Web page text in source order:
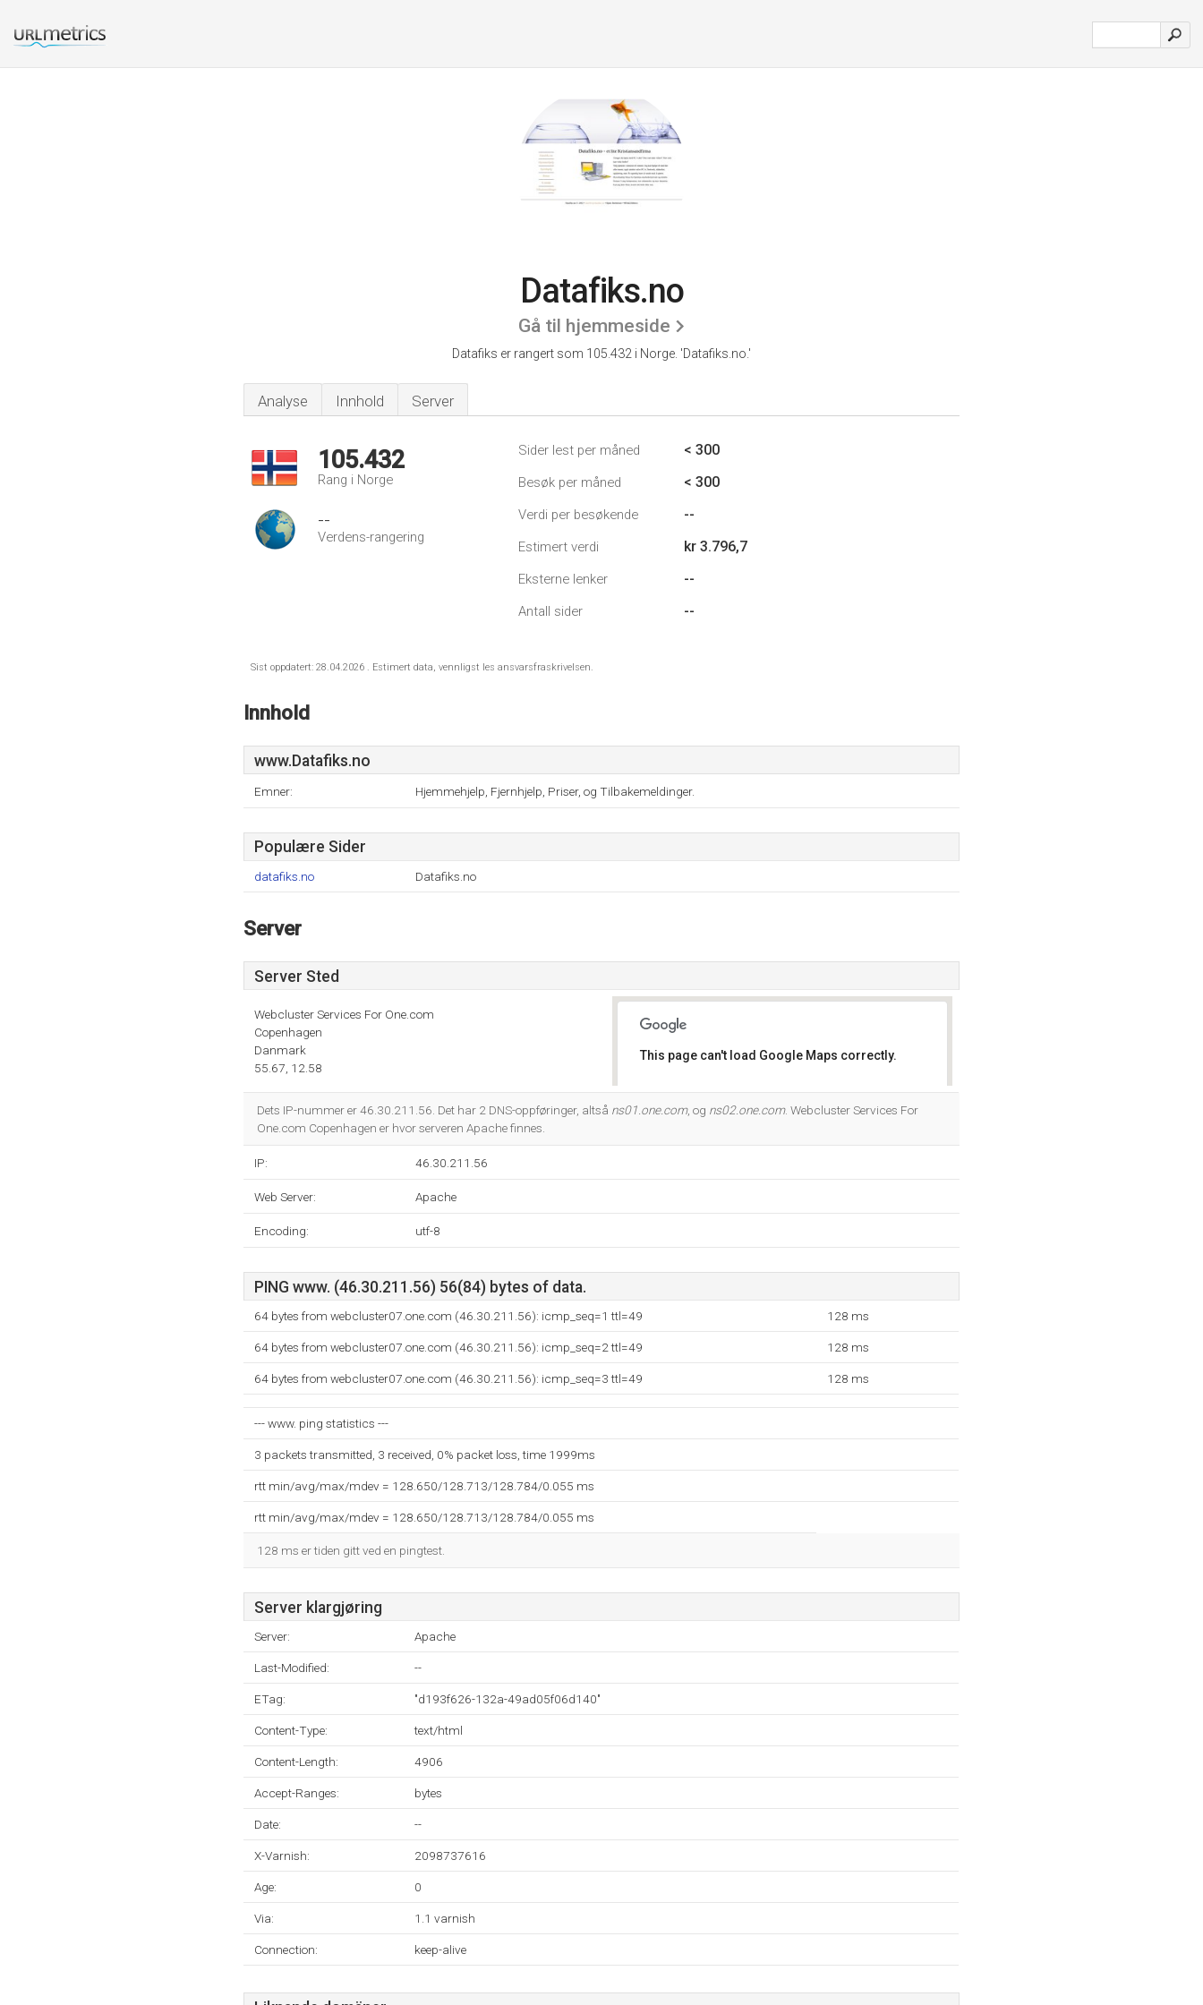
Datafiks.no
Gå til hjemmeside
Datafiks er rangert som 105.432 i Norge. 'Datafiks.no.'
Analyse Innhold Server
105.432
Rang i Norge
--
Verdens-rangering
Sider lest per måned < 300
Besøk per måned < 300
Verdi per besøkende --
Estimert verdi kr 3.796,7
Eksterne lenker --
Antall sider --
Sist oppdatert: 28.04.2026 . Estimert data, vennligst les ansvarsfraskrivelsen.
Innhold
www.Datafiks.no
Emner: Hjemmehjelp, Fjernhjelp, Priser, og Tilbakemeldinger.
Populære Sider
datafiks.no Datafiks.no
Server
Server Sted
Webcluster Services For One.com
Copenhagen
Danmark
55.67, 12.58
This page can't load Google Maps correctly.
Dets IP-nummer er 46.30.211.56. Det har 2 DNS-oppføringer, altså ns01.one.com, og ns02.one.com. Webcluster Services For
One.com Copenhagen er hvor serveren Apache finnes.
IP: 46.30.211.56
Web Server: Apache
Encoding: utf-8
PING www. (46.30.211.56) 56(84) bytes of data.
64 bytes from webcluster07.one.com (46.30.211.56): icmp_seq=1 ttl=49 128 ms
64 bytes from webcluster07.one.com (46.30.211.56): icmp_seq=2 ttl=49 128 ms
64 bytes from webcluster07.one.com (46.30.211.56): icmp_seq=3 ttl=49 128 ms
--- www. ping statistics ---
3 packets transmitted, 3 received, 0% packet loss, time 1999ms
rtt min/avg/max/mdev = 128.650/128.713/128.784/0.055 ms
rtt min/avg/max/mdev = 128.650/128.713/128.784/0.055 ms
128 ms er tiden gitt ved en pingtest.
Server klargjøring
Server: Apache
Last-Modified: --
ETag: "d193f626-132a-49ad05f06d140"
Content-Type: text/html
Content-Length: 4906
Accept-Ranges: bytes
Date: --
X-Varnish: 2098737616
Age: 0
Via: 1.1 varnish
Connection: keep-alive